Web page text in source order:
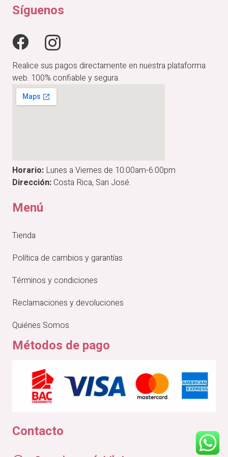
₡22,900.00.
Síguenos
Realice sus pagos directamente en nuestra plataforma
web. 100% confiable y segura.
Horario: Lunes a Viernes de 10:00am-6:00pm
Dirección:Costa Rica, San José.
Menú
Tienda
Política de cambios y garantías
Términos y condiciones
Reclamaciones y devoluciones
Quiénes Somos
Métodos de pago
Contacto